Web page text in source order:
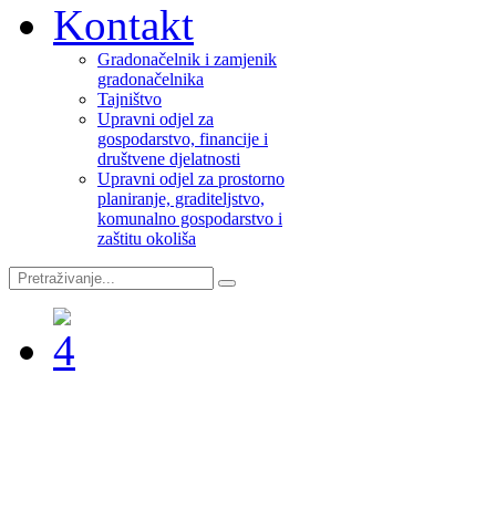
Kontakt
Gradonačelnik i zamjenik
gradonačelnika
Tajništvo
Upravni odjel za
gospodarstvo, financije i
društvene djelatnosti
Upravni odjel za prostorno
planiranje, graditeljstvo,
komunalno gospodarstvo i
zaštitu okoliša